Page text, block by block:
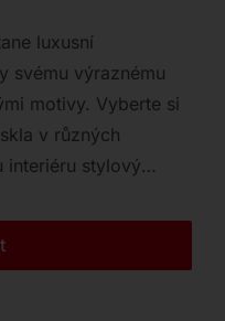
luxusní
svému výraznému
motivy. Vyberte si
v různých
interiéru stylový